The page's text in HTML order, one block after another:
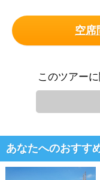
空席
このツアー
あなたへのおすす